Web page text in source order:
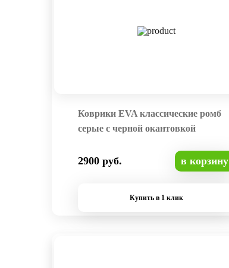
Коврики EVA классические ромб
серые с черной окантовкой
2900 руб. в корзину
Купить в 1 клик